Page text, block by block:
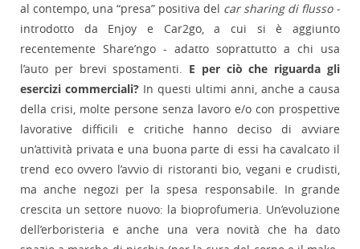
al contempo, una “presa” positiva del car sharing di flusso -
introdotto da Enjoy e Car2go, a cui si è aggiunto
recentemente Share’ngo - adatto soprattutto a chi usa
l’auto per brevi spostamenti. E per ciò che riguarda gli
esercizi commerciali? In questi ultimi anni, anche a causa
della crisi, molte persone senza lavoro e/o con prospettive
lavorative difficili e critiche hanno deciso di avviare
un’attività privata e una buona parte di essi ha cavalcato il
trend eco ovvero l’avvio di ristoranti bio, vegani e crudisti,
ma anche negozi per la spesa responsabile. In grande
crescita un settore nuovo: la bioprofumeria. Un’evoluzione
dell’erboristeria e anche una vera novità che ha dato